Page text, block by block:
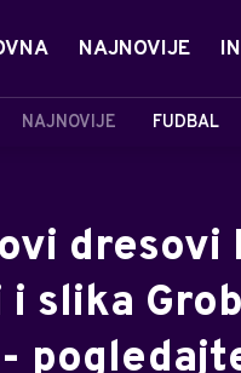
NAJNOVIJE
NAJNOVIJE FUDBAL
slika